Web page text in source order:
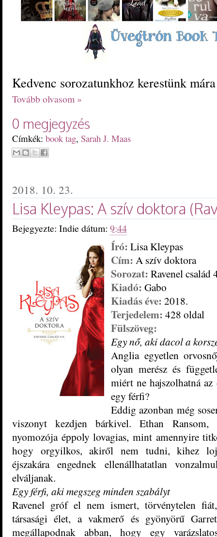
Kedvenc sorozatunkhoz kerestünk
Tovább olvasom »
0 megjegyzés
Címkék: book tag, Sarah J. Maas
2018. 10. 23.
Lisa Kleypas: A szív doktora
Bejegyezte: Indie dátum: 9:44
Író: Lisa Kleypas
Cím: A szív doktora
Sorozat: Ravenel család
Kiadó: Gabo
Kiadás éve: 2018.
Terjedelem: 428 oldal
Fülszöveg:
Egy ​nő, aki dacol a
Anglia egyetlen
olyan merész és
miért ne hajszolhatná
egy férfi?
Eddig azonban még
viszonyt kezdjen bárkivel. Ethan
nyomozója éppoly lovagias, mint amennyire
hogy orgyilkos, akiről nem tudni, kihez
éjszakára engednek ellenállhatatlan
elváljanak.
Egy férfi, aki megszeg minden szabályt
Ravenel gróf el nem ismert, törvénytelen
társasági élet, a vakmerő és gyönyörű
megállapodnak abban, hogy egy